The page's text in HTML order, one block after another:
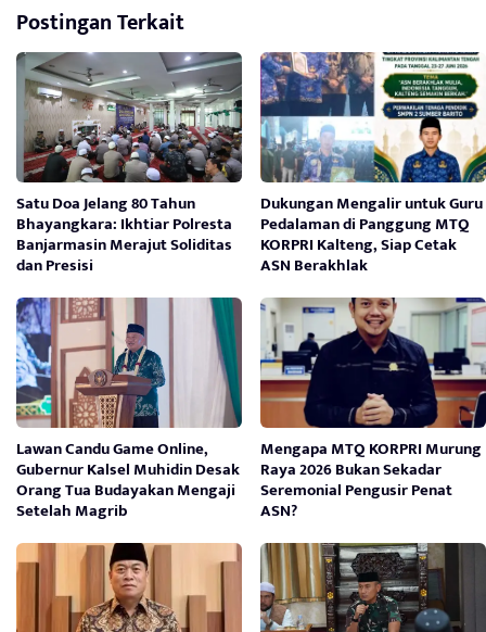
Postingan Terkait
Satu Doa Jelang 80 Tahun
Bhayangkara: Ikhtiar Polresta
Banjarmasin Merajut Soliditas
dan Presisi
Dukungan Mengalir untuk Guru
Pedalaman di Panggung MTQ
KORPRI Kalteng, Siap Cetak
ASN Berakhlak
Lawan Candu Game Online,
Gubernur Kalsel Muhidin Desak
Orang Tua Budayakan Mengaji
Setelah Magrib
Mengapa MTQ KORPRI Murung
Raya 2026 Bukan Sekadar
Seremonial Pengusir Penat
ASN?